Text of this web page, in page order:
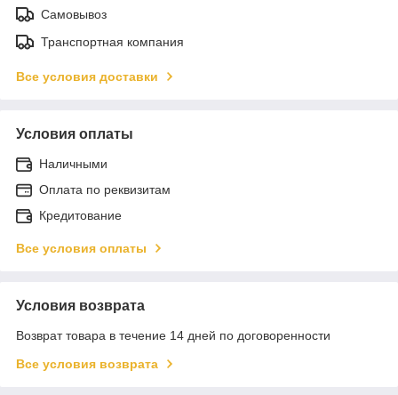
Самовывоз
Транспортная компания
Все условия доставки
Условия оплаты
Наличными
Оплата по реквизитам
Кредитование
Все условия оплаты
Условия возврата
Возврат товара в течение 14 дней по договоренности
Все условия возврата